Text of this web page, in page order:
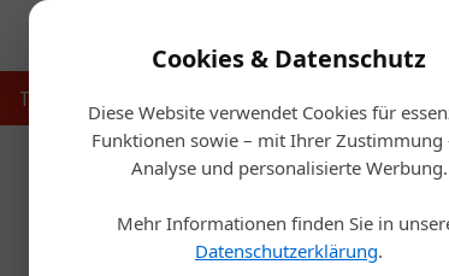
Cookies & Datenschutz
Diese Website verwendet Cookies für
Funktionen sowie – mit Ihrer Zustimmung
Analyse und personalisierte Werbung.
Mehr Informationen finden Sie in
Datenschutzerklärung.
Touristik
Fly Niki streicht